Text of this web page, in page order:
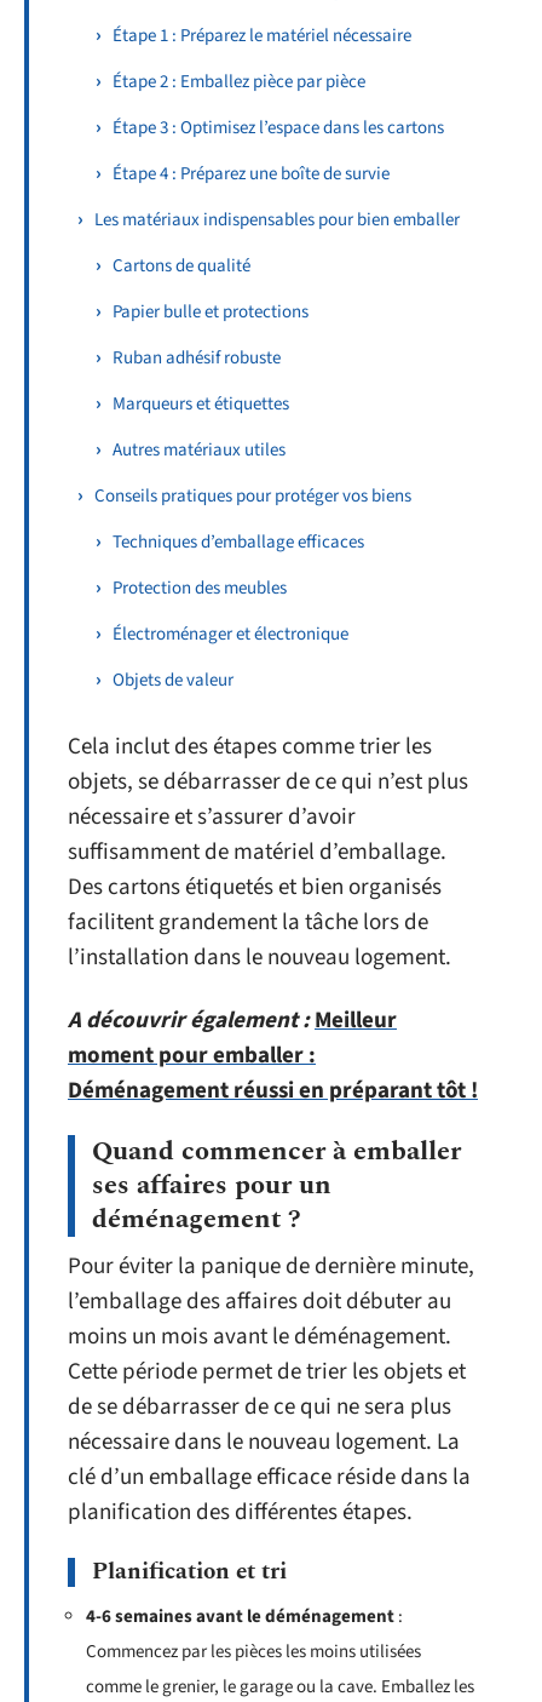
Étape 1 : Préparez le matériel nécessaire
Étape 2 : Emballez pièce par pièce
Étape 3 : Optimisez l’espace dans les cartons
Étape 4 : Préparez une boîte de survie
Les matériaux indispensables pour bien emballer
Cartons de qualité
Papier bulle et protections
Ruban adhésif robuste
Marqueurs et étiquettes
Autres matériaux utiles
Conseils pratiques pour protéger vos biens
Techniques d’emballage efficaces
Protection des meubles
Électroménager et électronique
Objets de valeur
Cela inclut des étapes comme trier les
objets, se débarrasser de ce qui n’est plus
nécessaire et s’assurer d’avoir
suffisamment de matériel d’emballage.
Des cartons étiquetés et bien organisés
facilitent grandement la tâche lors de
l’installation dans le nouveau logement.
A découvrir également :Meilleur
moment pour emballer :
Déménagement réussi en préparant tôt !
Quand commencer à emballer
ses affaires pour un
déménagement ?
Pour éviter la panique de dernière minute,
l’emballage des affaires doit débuter au
moins un mois avant le déménagement.
Cette période permet de trier les objets et
de se débarrasser de ce qui ne sera plus
nécessaire dans le nouveau logement. La
clé d’un emballage efficace réside dans la
planification des différentes étapes.
Planification et tri
4-6 semaines avant le déménagement:
Commencez par les pièces les moins utilisées
comme le grenier, le garage ou la cave. Emballez les